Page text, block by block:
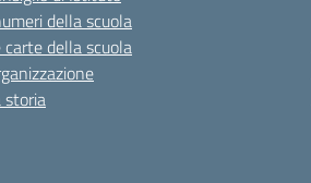
della scuola
carte della scuola
storia